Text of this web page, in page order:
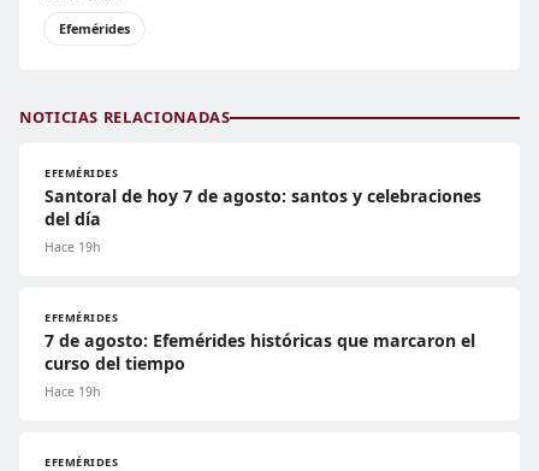
Efemérides
NOTICIAS RELACIONADAS
EFEMÉRIDES
Santoral de hoy 7 de agosto: santos y celebraciones
del día
Hace 19h
EFEMÉRIDES
7 de agosto: Efemérides históricas que marcaron el
curso del tiempo
Hace 19h
EFEMÉRIDES